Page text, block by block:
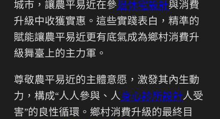
城市，讓農平易近在參退休宅設計與消費
升級中收獲實惠。這些實踐表白，精準的
賦能讓農平易近更有底氣成為鄉村消費升
級舞臺上的主力軍。
尊敬農平易近的主體意愿，激發其內生動
力，構成“人人參與、人身心診所設計人受
害”的良性循環。鄉村消費升級的最終目